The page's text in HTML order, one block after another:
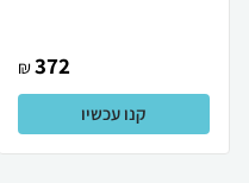
372
₪
קנו עכשיו